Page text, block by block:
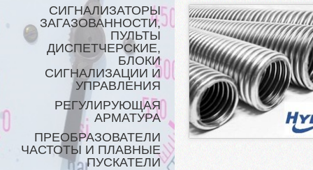
СИГНАЛИЗАТОРЫ
ЗАГАЗОВАННОСТИ,
ПУЛЬТЫ
ДИСПЕТЧЕРСКИЕ,
БЛОКИ
СИГНАЛИЗАЦИИ И
УПРАВЛЕНИЯ
РЕГУЛИРУЮЩАЯ
АРМАТУРА
ПРЕОБРАЗОВАТЕЛИ
ЧАСТОТЫ И ПЛАВНЫЕ
ПУСКАТЕЛИ